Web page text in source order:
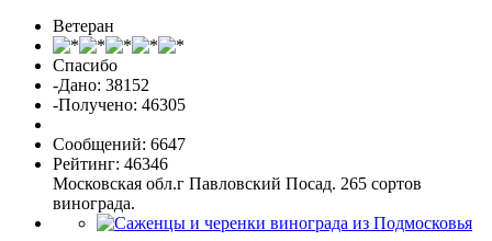
Ветеран
Спасибо
-Дано: 38152
-Получено: 46305
Сообщений: 6647
Рейтинг: 46346
Московская обл.г Павловский Посад. 265 сортов
винограда.